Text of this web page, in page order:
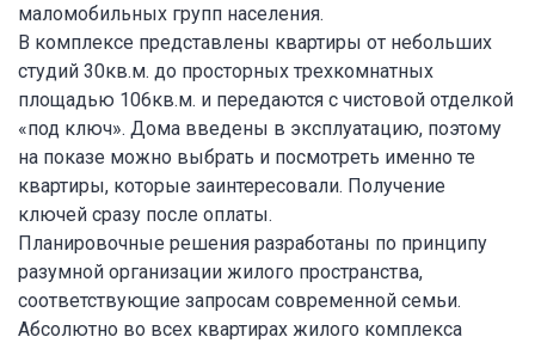
маломобильных групп населения.
В комплексе представлены квартиры от небольших
студий 30кв.м. до просторных трехкомнатных
площадью 106кв.м. и передаются с чистовой отделкой
«под ключ». Дома введены в эксплуатацию, поэтому
на показе можно выбрать и посмотреть именно те
квартиры, которые заинтересовали. Получение
ключей сразу после оплаты.
Планировочные решения разработаны по принципу
разумной организации жилого пространства,
соответствующие запросам современной семьи.
Абсолютно во всех квартирах жилого комплекса